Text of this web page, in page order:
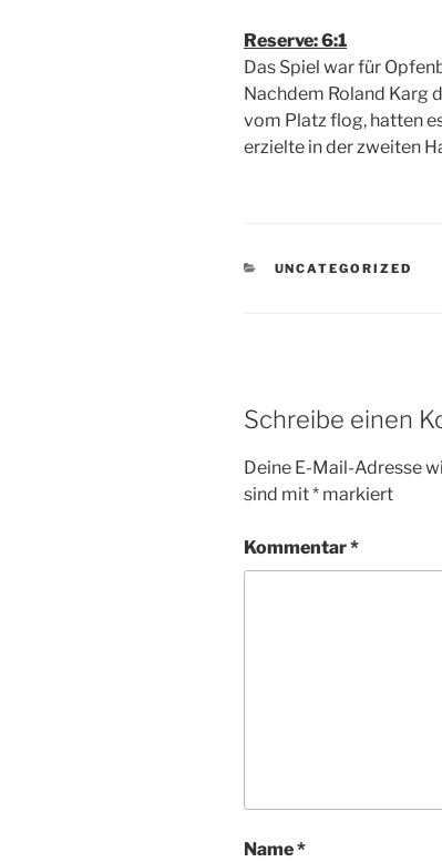
Reserve: 6:1
Das Spiel war für
Nachdem Roland Karg
vom Platz flog, hatten
erzielte in der zweiten
KATEGORIEN
UNCATEGORIZED
Schreibe einen
Deine E-Mail-Adresse
sind mit* markiert
Kommentar*
Name*